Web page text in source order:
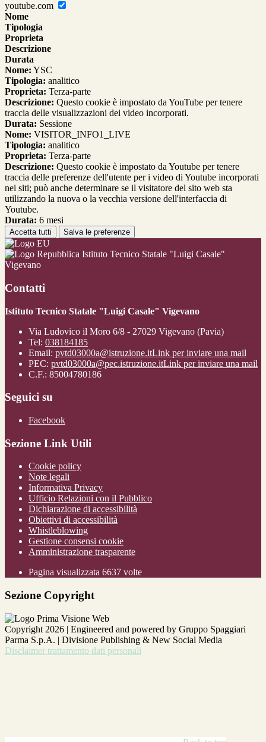
youtube.com
Nome
Tipologia
Proprieta
Descrizione
Durata
Nome: YSC
Tipologia: analitico
Proprieta: Terza-parte
Descrizione: Questo cookie è impostato da YouTube per tenere
traccia delle visualizzazioni dei video incorporati.
Durata: Sessione
Nome: VISITOR_INFO1_LIVE
Tipologia: analitico
Proprieta: Terza-parte
Descrizione: Questo cookie è impostato da Youtube per tenere
traccia delle preferenze dell'utente per i video di Youtube incorporati
nei siti; può anche determinare se il visitatore del sito web sta
utilizzando la nuova o la vecchia versione dell'interfaccia di
Youtube.
Durata: 6 mesi
Accetta tutti Salva le preferenze
Istituto Tecnico Statale "Luigi Casale"
Vigevano
Contatti
Istituto Tecnico Statale "Luigi Casale" Vigevano
Via Ludovico il Moro 6/8 - 27029 Vigevano (Pavia)
Tel: 038184185
Email: pvtd03000a@istruzione.itLink per inviare una mail
PEC: pvtd03000a@pec.istruzione.itLink per inviare una mail
C.F.: 85004780186
Seguici su
Facebook
Sezione Link Utili
Cookie policy
Note legali
Informativa Privacy
Ufficio Relazioni con il Pubblico
Dichiarazione di accessibilità
Obiettivi di accessibilità
Whistleblowing
Gestione consensi cookie
Amministrazione trasparente
Pagina visualizzata 6637 volte
Sezione Copyright
Copyright 2026 | Engineered and powered by Gruppo Spaggiari
Parma S.p.A. | Divisione Publishing & New Social Media
Disclaimer trattamento dati personali